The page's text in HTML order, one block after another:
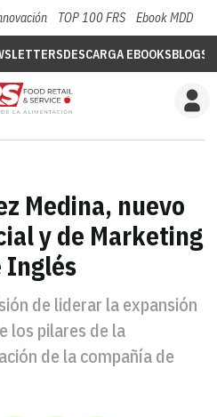
TOP 100 FRS Ebook MDD
DESCARGA EBOOKSBLOGS
Medina, nuevo
y de Marketing
Inglés
de liderar la expansión
los pilares de la
de la compañía de